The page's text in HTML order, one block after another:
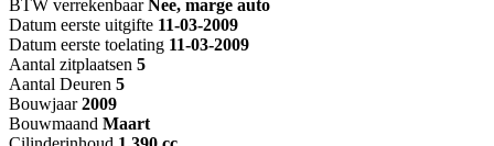
BTW verrekenbaar Nee, marge auto
Datum eerste uitgifte 11-03-2009
Datum eerste toelating 11-03-2009
Aantal zitplaatsen 5
Aantal Deuren 5
Bouwjaar 2009
Bouwmaand Maart